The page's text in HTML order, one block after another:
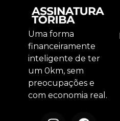
Uma forma
financeiramente
inteligente de ter
um 0km, sem
preocupações e
com economia real.